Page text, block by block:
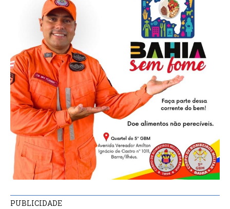
PUBLICIDADE